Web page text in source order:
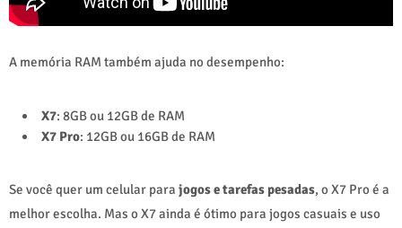
A memória RAM também ajuda no desempenho:
X7: 8GB ou 12GB de RAM
X7 Pro: 12GB ou 16GB de RAM
Se você quer um celular para jogos e tarefas pesadas, o X7 Pro é a
melhor escolha. Mas o X7 ainda é ótimo para jogos casuais e uso